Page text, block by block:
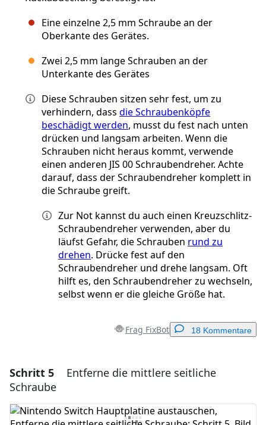
Eine einzelne 2,5 mm Schraube an der
Oberkante des Gerätes.
Zwei 2,5 mm lange Schrauben an der
Unterkante des Gerätes
Diese Schrauben sitzen sehr fest, um zu
verhindern, dass die Schraubenköpfe
beschädigt werden, musst du fest nach unten
drücken und langsam arbeiten. Wenn die
Schrauben nicht heraus kommt, verwende
einen anderen JIS 00 Schraubendreher. Achte
darauf, dass der Schraubendreher komplett in
die Schraube greift.
Zur Not kannst du auch einen Kreuzschlitz-
Schraubendreher verwenden, aber du
läufst Gefahr, die Schrauben rund zu
drehen. Drücke fest auf den
Schraubendreher und drehe langsam. Oft
hilft es, den Schraubendreher zu wechseln,
selbst wenn er die gleiche Größe hat.
Frag FixBot 18 Kommentare
Einen Kommentar hinzufügen
Kommentar hinzufügen
Schritt 5
Entferne die mittlere seitliche
Schraube